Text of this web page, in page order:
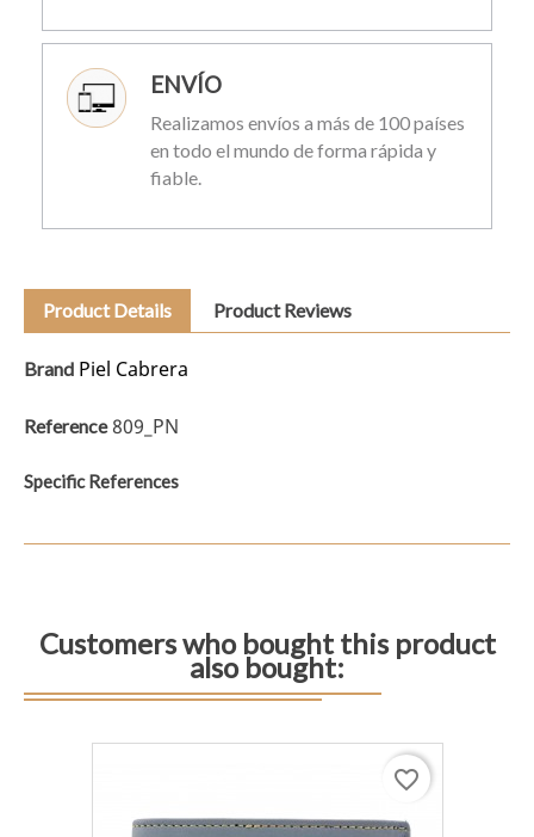
ENVÍO
Realizamos envíos a más de 100 países
en todo el mundo de forma rápida y
fiable.
Product Details Product Reviews
Brand Piel Cabrera
Reference 809_PN
Specific References
Customers who bought this product
also bought:
favorite_border